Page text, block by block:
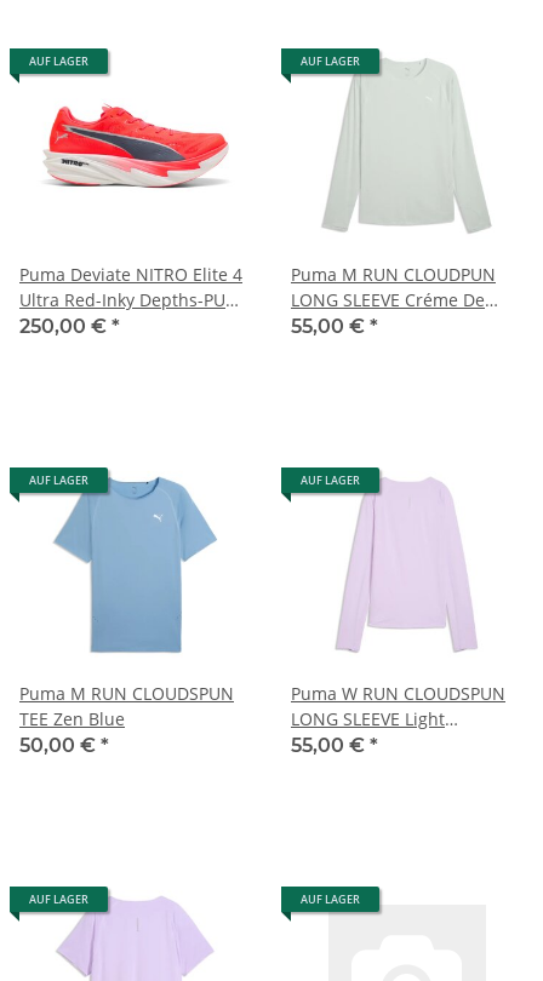
AUF LAGER
Puma Deviate NITRO Elite 4
Ultra Red-Inky Depths-PUMA
White
250,00 € *
AUF LAGER
Puma M RUN CLOUDPUN
LONG SLEEVE Créme De
Mint
55,00 € *
AUF LAGER
Puma M RUN CLOUDSPUN
TEE Zen Blue
50,00 € *
AUF LAGER
Puma W RUN CLOUDSPUN
LONG SLEEVE Light
Lavender
55,00 € *
AUF LAGER AUF LAGER